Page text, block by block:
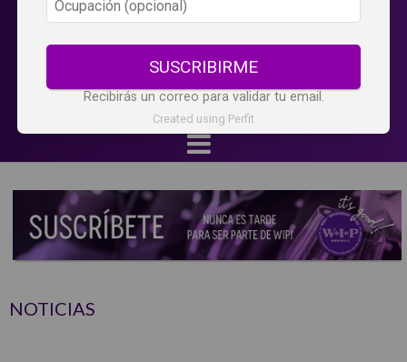
NOTICIAS
SUSCRIBIRME
Recibirás un correo para validar tu email.
Created using Perfit